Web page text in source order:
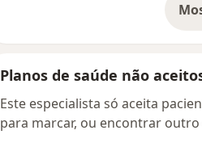
Planos de saúde não
Este especialista só aceita
para marcar, ou encontrar